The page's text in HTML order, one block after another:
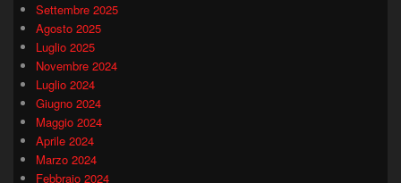
Settembre 2025
Agosto 2025
Luglio 2025
Novembre 2024
Luglio 2024
Giugno 2024
Maggio 2024
Aprile 2024
Marzo 2024
Febbraio 2024